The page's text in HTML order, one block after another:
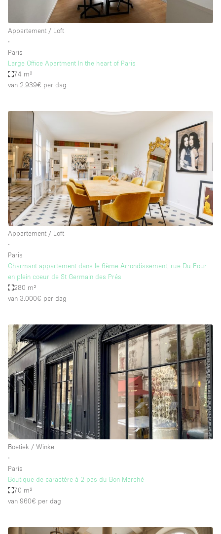
Appartement / Loft
∙
Paris
Large Office Apartment In the heart of Paris
74 m²
van 2.939€ per dag
Appartement / Loft
∙
Paris
Charmant appartement dans le 6ème Arrondissement, rue Du Four
en plein coeur de St Germain des Prés
280 m²
van 3.000€ per dag
Boetiek / Winkel
∙
Paris
Boutique de caractère à 2 pas du Bon Marché
70 m²
van 960€ per dag